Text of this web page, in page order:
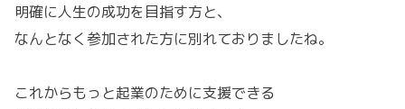
明確に人生の成功を目指す方と、
なんとなく参加された方に別れておりましたね。
これからもっと起業のために支援できる